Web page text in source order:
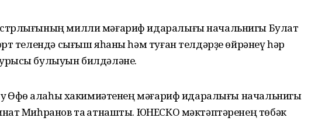
милли мәғариф идаралығы начальнигы Булат
телендә сығыш яһаны һәм туған телдәрҙе өйрәнеү һәр
булыуын билдәләне.
Өфө ҡала­һы хакимиәтенең мәғариф ида­ралығы начальнигы
Миһранов та ҡатнашты. ЮНЕСКО мәктәптәренең төбәк